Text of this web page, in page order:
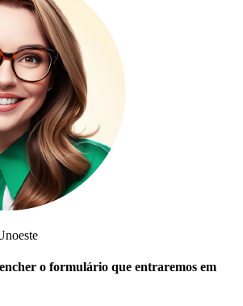
o formulário que entraremos em